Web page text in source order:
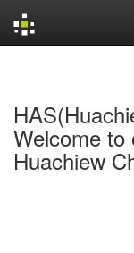
Welcome to
Huachiew